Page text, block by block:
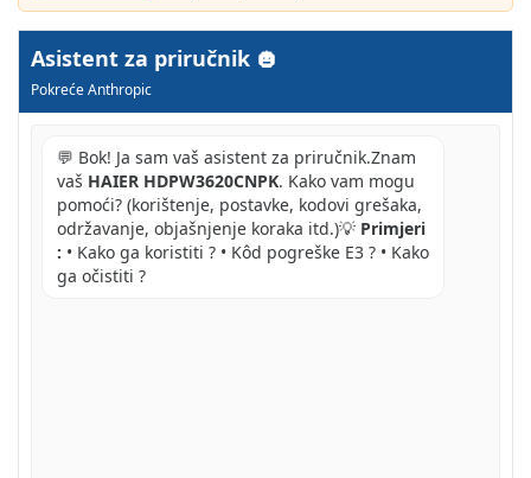
Asistent za priručnik
Pokreće Anthropic
💬 Bok! Ja sam vaš asistent za priručnik.Znam
vaš HAIER HDPW3620CNPK. Kako vam mogu
pomoći? (korištenje, postavke, kodovi grešaka,
održavanje, objašnjenje koraka itd.)💡 Primjeri
: • Kako ga koristiti ? • Kôd pogreške E3 ? • Kako
ga očistiti ?